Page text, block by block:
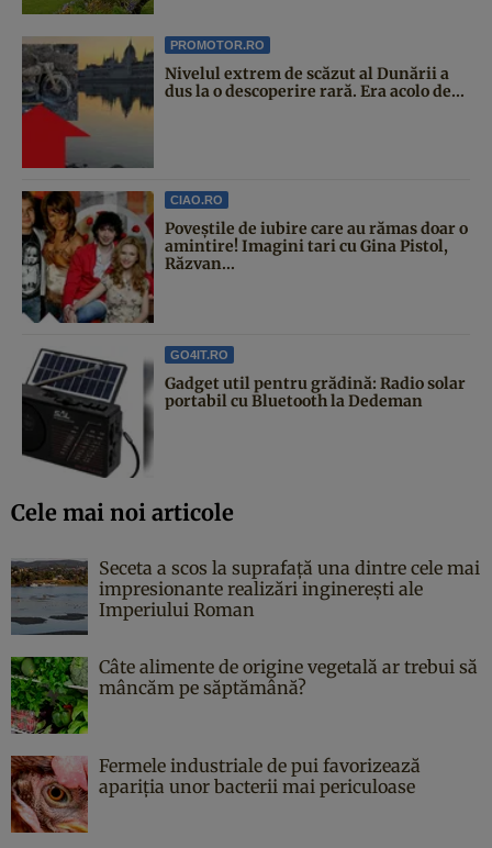
PROMOTOR.RO
Nivelul extrem de scăzut al Dunării a
dus la o descoperire rară. Era acolo de...
CIAO.RO
Poveştile de iubire care au rămas doar o
amintire! Imagini tari cu Gina Pistol,
Răzvan...
GO4IT.RO
Gadget util pentru grădină: Radio solar
portabil cu Bluetooth la Dedeman
Cele mai noi articole
Seceta a scos la suprafață una dintre cele mai
impresionante realizări inginerești ale
Imperiului Roman
Câte alimente de origine vegetală ar trebui să
mâncăm pe săptămână?
Fermele industriale de pui favorizează
apariția unor bacterii mai periculoase